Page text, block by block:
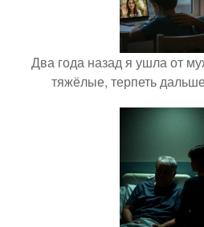
Два года назад я ушла от
тяжёлые, терпеть